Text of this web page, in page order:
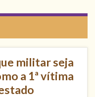
militar seja
a 1ª vítima